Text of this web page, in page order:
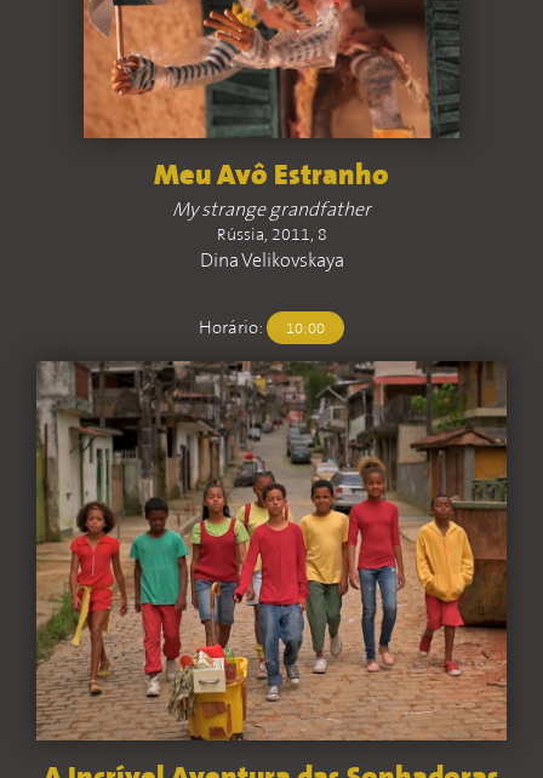
Meu Avô Estranho
My strange grandfather
Rússia, 2011, 8
Dina Velikovskaya
Horário: 10:00